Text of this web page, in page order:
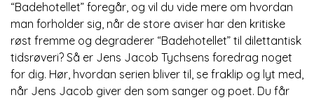
“Badehotellet” foregår, og vil du vide mere om hvordan
man forholder sig, når de store aviser har den kritiske
røst fremme og degraderer “Badehotellet” til dilettantisk
tidsrøveri? Så er Jens Jacob Tychsens foredrag noget
for dig. Hør, hvordan serien bliver til, se fraklip og lyt med,
når Jens Jacob giver den som sanger og poet. Du får